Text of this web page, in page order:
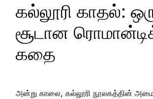
கல்லூரி காதல்:
சூடான
கதை
அன்று காலை, கல்லூரி நூலகத்தின்